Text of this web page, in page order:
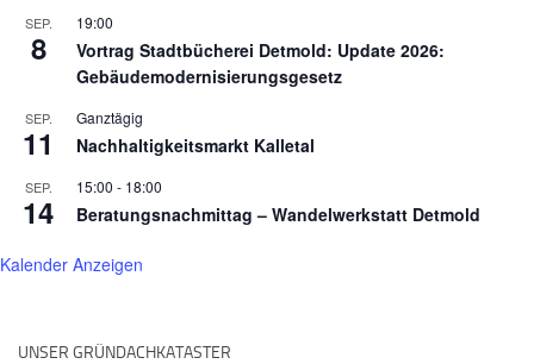
SEP.
8
19:00
Vortrag Stadtbücherei Detmold: Update 2026:
Gebäudemodernisierungsgesetz
SEP.
11
Ganztägig
Nachhaltigkeitsmarkt Kalletal
SEP.
14
15:00 - 18:00
Beratungsnachmittag – Wandelwerkstatt Detmold
Kalender Anzeigen
UNSER GRÜNDACHKATASTER